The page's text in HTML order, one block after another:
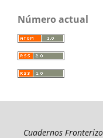
Número actual
Cuadernos